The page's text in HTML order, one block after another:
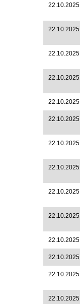
22.10.2025
22.10.2025
22.10.2025
22.10.2025
22.10.2025
22.10.2025
22.10.2025
22.10.2025
22.10.2025
22.10.2025
22.10.2025
22.10.2025
22.10.2025
22.10.2025